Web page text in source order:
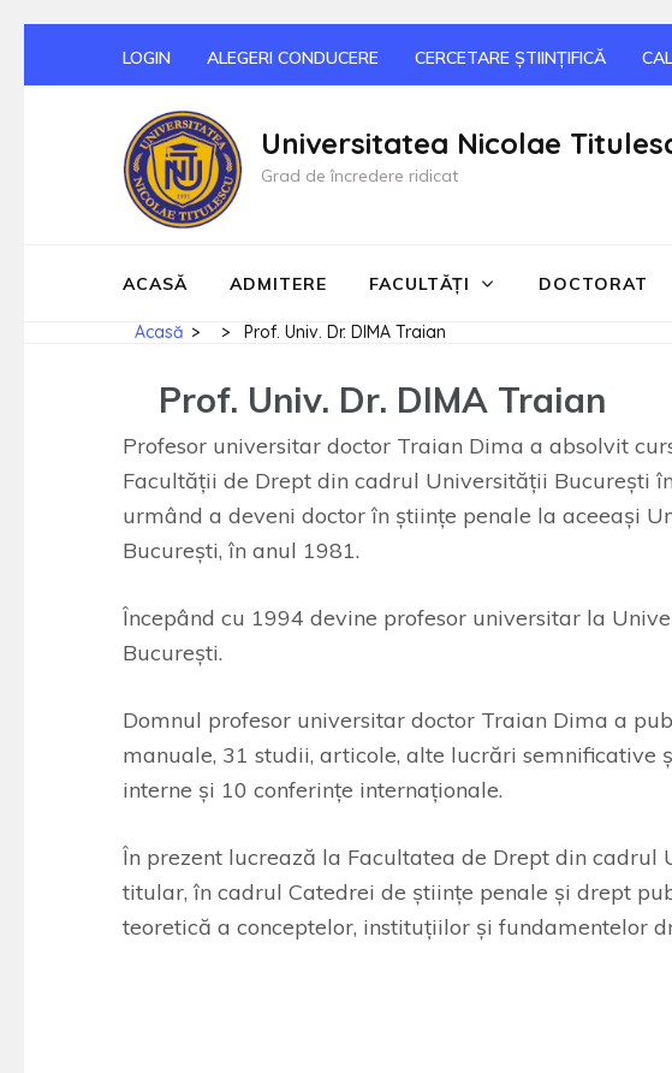
LOGIN ALEGERI CONDUCERE CERCETARE ȘTIINȚIFICĂ
Universitatea Nicolae
Grad de încredere ridicat
ACASĂ ADMITERE FACULTĂȚI DOCTORAT
Acasă > > Prof. Univ. Dr. DIMA Traian
Prof. Univ. Dr. DIMA Traian
Profesor universitar doctor Traian Dima a absolvit
Facultăţii de Drept din cadrul Universităţii Bucureşti
urmând a deveni doctor în ştiinţe penale la aceeaşi
Bucureşti, în anul 1981.
Începând cu 1994 devine profesor universitar la
Bucureşti.
Domnul profesor universitar doctor Traian Dima a
manuale, 31 studii, articole, alte lucrări semnificative
interne şi 10 conferinţe internaţionale.
În prezent lucrează la Facultatea de Drept din cadrul
titular, în cadrul Catedrei de ştiinţe penale şi drept
teoretică a conceptelor, instituţiilor şi fundamentelor